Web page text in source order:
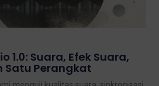
1.0: Suara, Efek Suara,
Satu Perangkat